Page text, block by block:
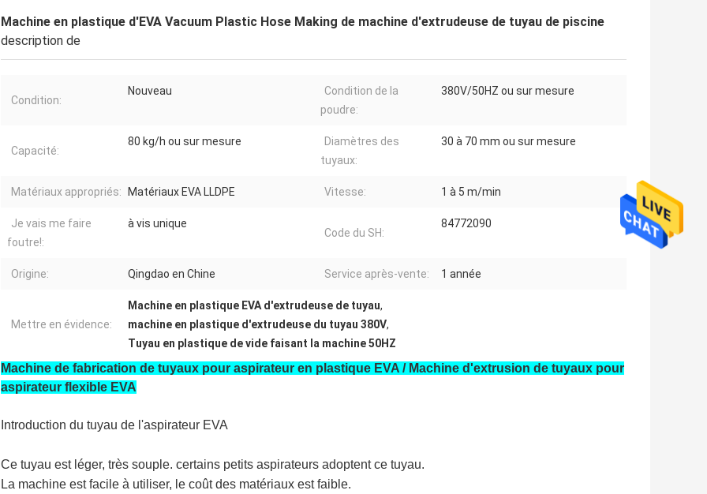
Machine en plastique d'EVA Vacuum Plastic Hose Making de machine d'extrudeuse de tuyau de piscine
description de
Condition:
Nouveau
Condition de la
poudre:
380V/50HZ ou sur mesure
Capacité:
80 kg/h ou sur mesure
Diamètres des
tuyaux:
30 à 70 mm ou sur mesure
Matériaux appropriés: Matériaux EVA LLDPE Vitesse: 1 à 5 m/min
Je vais me faire
foutre!:
à vis unique
Code du SH:
84772090
Origine: Qingdao en Chine Service après-vente: 1 année
Mettre en évidence:
Machine en plastique EVA d'extrudeuse de tuyau,
machine en plastique d'extrudeuse du tuyau 380V,
Tuyau en plastique de vide faisant la machine 50HZ
Machine de fabrication de tuyaux pour aspirateur en plastique EVA / Machine d'extrusion de tuyaux pour
aspirateur flexible EVA
Introduction du tuyau de l'aspirateur EVA
Ce tuyau est léger, très souple. certains petits aspirateurs adoptent ce tuyau.
La machine est facile à utiliser, le coût des matériaux est faible.